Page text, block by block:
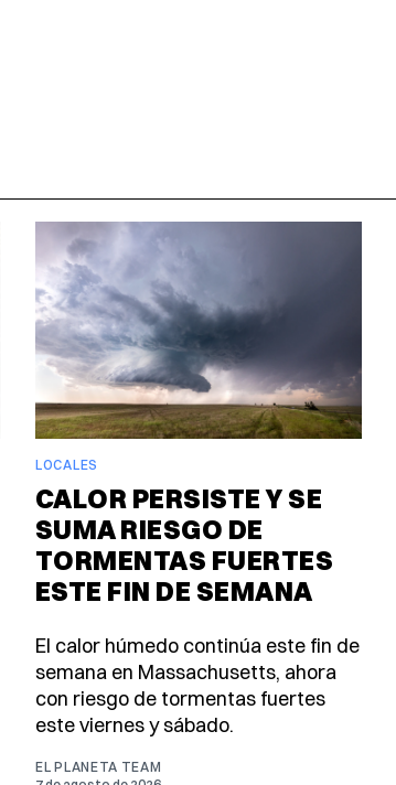
LOCALES
CALOR PERSISTE Y SE
SUMA RIESGO DE
TORMENTAS FUERTES
ESTE FIN DE SEMANA
El calor húmedo continúa este fin de
semana en Massachusetts, ahora
con riesgo de tormentas fuertes
este viernes y sábado.
EL PLANETA TEAM